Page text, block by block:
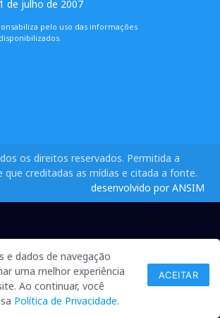
de julho de 2007
pelo uso das informações
os direitos reservados. Permitida a
que creditadas as mídias e citada a fonte.
desenvolvido por ANSIM
e dados de navegação
uma melhor experiência
Ao continuar, você
Política de Privacidade.
ACEITAR